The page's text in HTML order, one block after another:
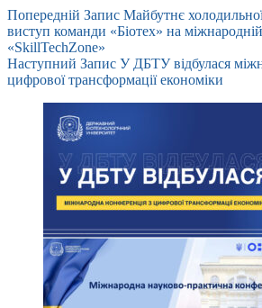
Попередній Запис Майбутнє
виступ команди «Біотех» на міжнародній
«SkillTechZone»
Наступний Запис У ДБТУ відбулася
цифрової трансформації економіки